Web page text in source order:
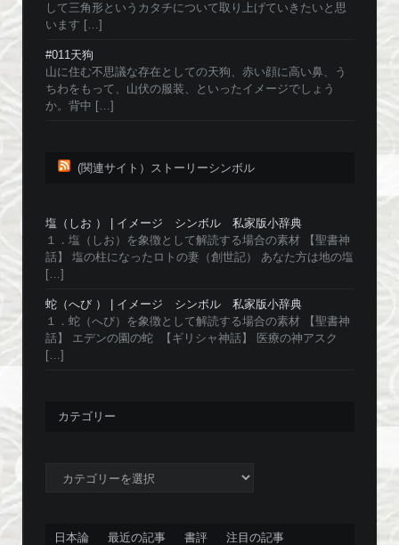
して三角形というカタチについて取り上げていきたいと思
います […]
#011天狗
山に住む不思議な存在としての天狗、赤い顔に高い鼻、う
ちわをもって、山伏の服装、といったイメージでしょう
か。背中 […]
(関連サイト）ストーリーシンボル
塩（しお ） | イメージ シンボル 私家版小辞典
１．塩（しお）を象徴として解読する場合の素材 【聖書神
話】 塩の柱になったロトの妻（創世記） あなた方は地の塩
[…]
蛇（へび ） | イメージ シンボル 私家版小辞典
１．蛇（へび）を象徴として解読する場合の素材 【聖書神
話】 エデンの園の蛇 【ギリシャ神話】 医療の神アスク
[…]
カテゴリー
日本論 最近の記事 書評 注目の記事